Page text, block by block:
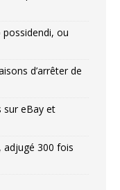
possidendi, ou
d’arrêter de
sur eBay et
adjugé 300 fois